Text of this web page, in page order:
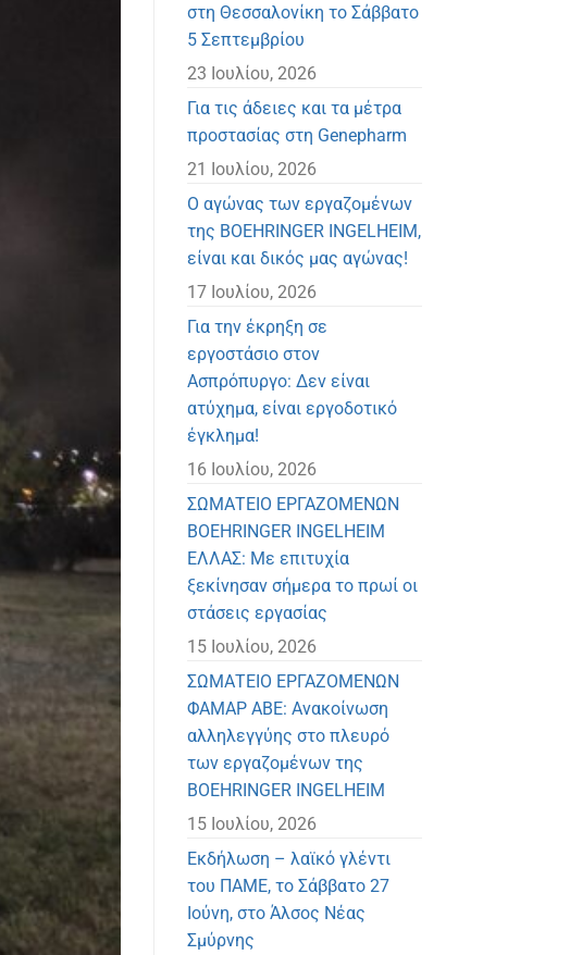
στη Θεσσαλονίκη το Σάββατο
5 Σεπτεμβρίου
23 Ιουλίου, 2026
Για τις άδειες και τα μέτρα
προστασίας στη Genepharm
21 Ιουλίου, 2026
Ο αγώνας των εργαζομένων
της BOEHRINGER INGELHEIM,
είναι και δικός μας αγώνας!
17 Ιουλίου, 2026
Για την έκρηξη σε
εργοστάσιο στον
Ασπρόπυργο: Δεν είναι
ατύχημα, είναι εργοδοτικό
έγκλημα!
16 Ιουλίου, 2026
ΣΩΜΑΤΕΙΟ ΕΡΓΑΖΟΜΕΝΩΝ
BOEHRINGER INGELHEIM
ΕΛΛΑΣ: Με επιτυχία
ξεκίνησαν σήμερα το πρωί οι
στάσεις εργασίας
15 Ιουλίου, 2026
ΣΩΜΑΤΕΙΟ ΕΡΓΑΖΟΜΕΝΩΝ
ΦΑΜΑΡ ΑΒΕ: Ανακοίνωση
αλληλεγγύης στο πλευρό
των εργαζομένων της
BOEHRINGER INGELHEIM
15 Ιουλίου, 2026
Eκδήλωση – λαϊκό γλέντι
του ΠΑΜΕ, το Σάββατο 27
Ιούνη, στο Άλσος Νέας
Σμύρνης